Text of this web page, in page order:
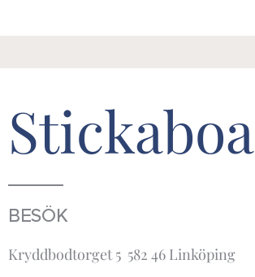
Stickaboa
BESÖK
Kryddbodtorget 5 582 46 Linköping